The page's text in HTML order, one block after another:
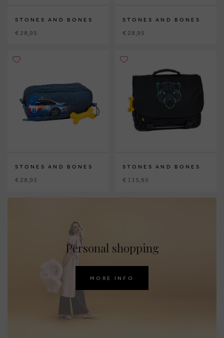
STONES AND BONES
€ 28,95
STONES AND BONES
€ 28,95
STONES AND BONES
€ 28,95
STONES AND BONES
€ 115,95
Personal shopping
MORE INFO